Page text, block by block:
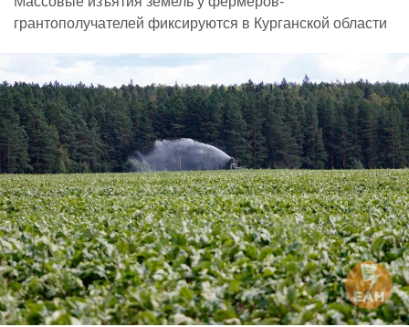
грантополучателей фиксируются в Курганской области